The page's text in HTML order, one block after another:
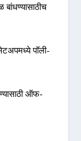
पॉली-
ऑफ-